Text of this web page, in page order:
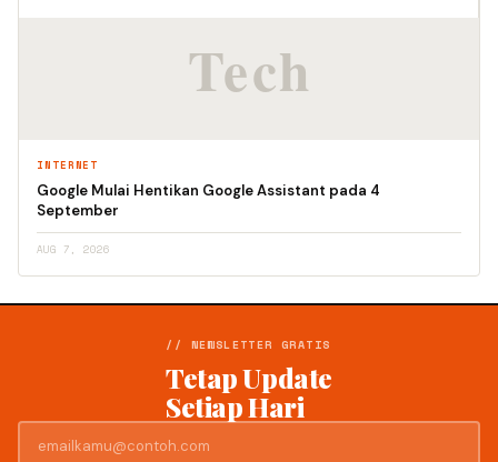
INTERNET
Google Mulai Hentikan Google Assistant pada 4
September
AUG 7, 2026
// NEWSLETTER GRATIS
Tetap Update
Setiap Hari